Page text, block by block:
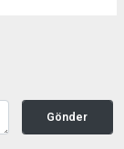
Gönder